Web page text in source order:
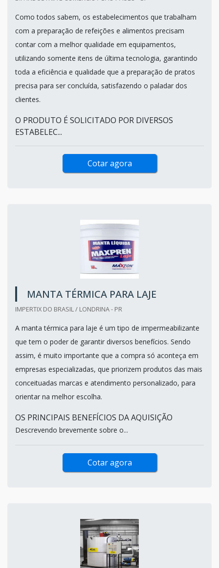
Como todos sabem, os estabelecimentos que trabalham
com a preparação de refeições e alimentos precisam
contar com a melhor qualidade em equipamentos,
utilizando somente itens de última tecnologia, garantindo
toda a eficiência e qualidade que a preparação de pratos
precisa para ser concluída, satisfazendo o paladar dos
clientes.
O PRODUTO É SOLICITADO POR DIVERSOS
ESTABELEC...
Cotar agora
MANTA TÉRMICA PARA LAJE
IMPERTIX DO BRASIL / LONDRINA - PR
A manta térmica para laje é um tipo de impermeabilizante
que tem o poder de garantir diversos benefícios. Sendo
assim, é muito importante que a compra só aconteça em
empresas especializadas, que priorizem produtos das mais
conceituadas marcas e atendimento personalizado, para
orientar na melhor escolha.
OS PRINCIPAIS BENEFÍCIOS DA AQUISIÇÃO
Descrevendo brevemente sobre o...
Cotar agora